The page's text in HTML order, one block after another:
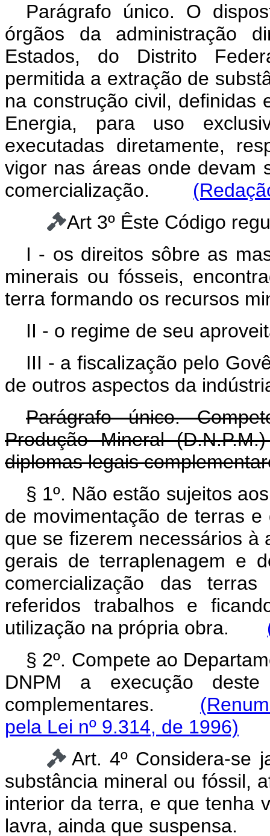
Parágrafo único. O
órgãos da administração
Estados, do Distrito
permitida a extração de
na construção civil, definidas
Energia, para uso
executadas diretamente,
vigor nas áreas onde devam
comercialização.
Art 3º Êste Código
I - os direitos sôbre as
minerais ou fósseis,
terra formando os recursos
II - o regime de seu
III - a fiscalização pelo
de outros aspectos da
Parágrafo único.
Produção Mineral
diplomas legais
§ 1º. Não estão sujeitos
de movimentação de terras
que se fizerem necessários à
gerais de terraplenagem e
comercialização das
referidos trabalhos e
utilização na própria obra.
§ 2º. Compete ao
DNPM a execução
complementares.
pela Lei nº 9.314, de 1996)
Art. 4º Considera-se
substância mineral ou fóssil,
interior da terra, e que tenha
lavra, ainda que suspensa.